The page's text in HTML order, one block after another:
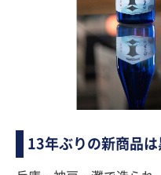
13年ぶりの新商品